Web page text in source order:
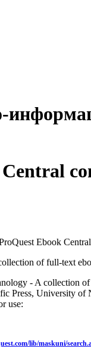
Ebook
of full-text
- A collection
Press, University
use:
lib/maskuni/